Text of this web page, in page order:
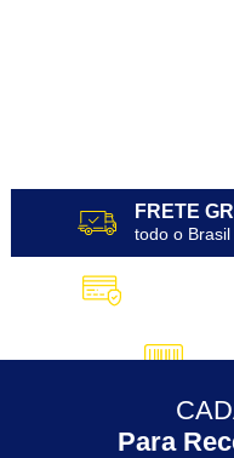
FRETE
todo o
5%
30
Para